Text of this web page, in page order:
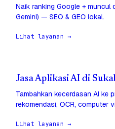
Naik ranking Google + muncul
Gemini) — SEO & GEO lokal.
Lihat layanan →
Jasa Aplikasi AI di
Tambahkan kecerdasan AI ke
rekomendasi, OCR, computer
Lihat layanan →